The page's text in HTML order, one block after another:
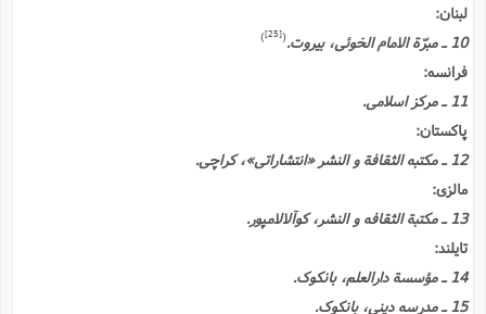
لبنان:
10 ـ مبرّة الامام الخوئى، بیروت.
[25]
)
فرانسه:
11 ـ مرکز اسلامى.
پاکستان:
12 ـ مکتبه الثقافة و النشر «انتشاراتى»، کراچى.
مالزى:
13 ـ مکتبة الثقافه و النشر، کوآلالامپور.
تایلند:
14 ـ مؤسسة دارالعلم، بانکوک.
15 ـ مدرسه دینى، بانکوک.